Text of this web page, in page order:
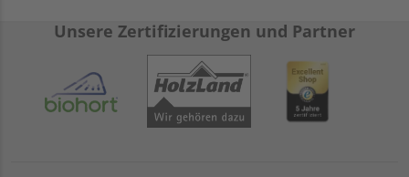
Unsere Zertifizierungen und Partner